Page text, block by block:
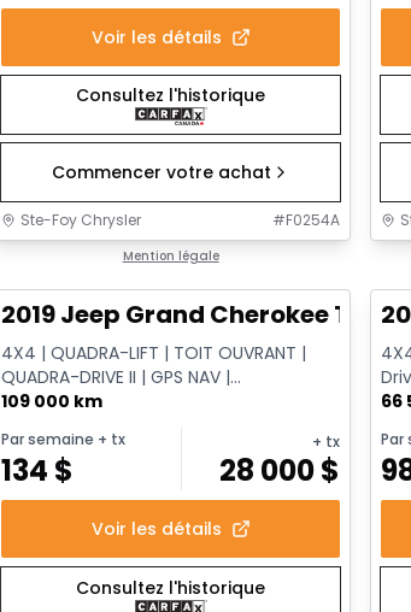
Voir les détails
Consultez l'historique
Commencer votre achat
Ste-Foy Chrysler #F0254A
Mention légale
Très bonne offre
2019 Jeep Grand Cherokee
4X4 | QUADRA-LIFT | TOIT OUVRANT |
QUADRA-DRIVE II | GPS NAV |
REMORQUAGE CLASSE IV
109 000 km
Par semaine + tx
134 $
+ tx
28 000$
Voir les détails
Consultez l'historique
66
Par